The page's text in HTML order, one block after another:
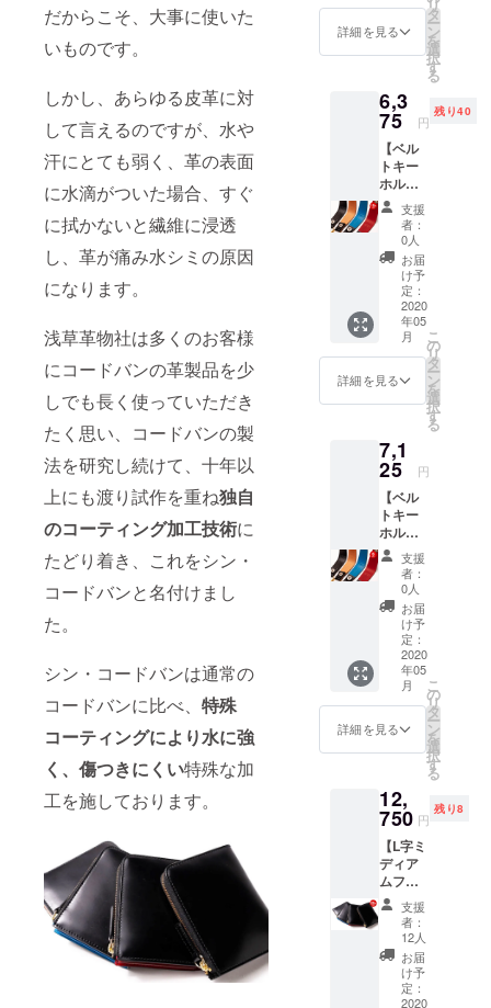
だからこそ、大事に使いた
いものです。
しかし、あらゆる皮革に対
して言えるのですが、水や
汗にとても弱く、革の表面
に水滴がついた場合、すぐ
に拭かないと繊維に浸透
し、革が痛み水シミの原因
になります。
浅草革物社は多くのお客様
にコードバンの革製品を少
しでも長く使っていただき
たく思い、コードバンの製
法を研究し続けて、十年以
上にも渡り試作を重ね独自
のコーティング加工技術に
たどり着き、これをシン・
コードバンと名付けまし
た。
シン・コードバンは通常の
コードバンに比べ、 特殊
コーティングにより水に強
く、傷つきにくい特殊な加
工を施しております。
を展開中。
込）か
ら
25%OF
F! ・送
（一部
地域を
除く）
全4色か
らお好
きなカ
ラーを
お選び
くださ
い。
詳細を見る
リ
タ
ー
ン
を
選
択
す
る
6,3
75 円
残り40
【ベル
トキー
ホル
ダー 40
名様限
15%OF
F】 ・
販売予
定価格
7,500円
（税
込）か
ら
15%OF
F! ・送
（一部
地域を
除く）
全4色か
らお好
きなカ
ラーを
お選び
くださ
い。
支援
者：
0人
お届
け予
定：
2020
年05
月
詳細を見る
こ
の
リ
タ
ー
ン
を
選
択
す
る
7,1
25 円
【ベル
トキー
ホル
ダー 期
間限定
5%OFF
】 ・販
売予定
価格
7,500円
（税
込）か
ら
5%OFF!
・送料
込み
地域を
除く）
全4色か
らお好
きなカ
ラーを
お選び
くださ
い。
支援
者：
0人
お届
け予
定：
2020
年05
月
詳細を見る
こ
の
リ
タ
ー
ン
を
選
択
す
る
12,
750 円
残り8
【L字ミ
ディア
ムファ
スナー
20名様
限定
25%OF
F】 ・
販売予
定価格
支援
者：
12人
お届
け予
定：
2020